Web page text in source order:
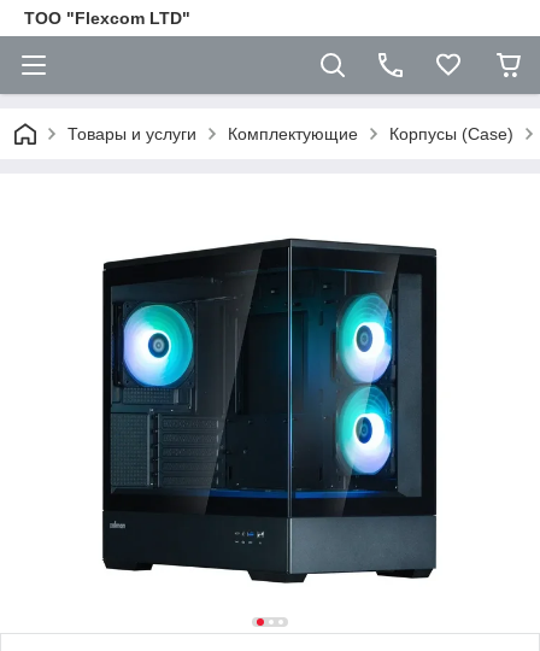
ТОО "Flexcom LTD"
Товары и услуги Комплектующие Корпусы (Case)